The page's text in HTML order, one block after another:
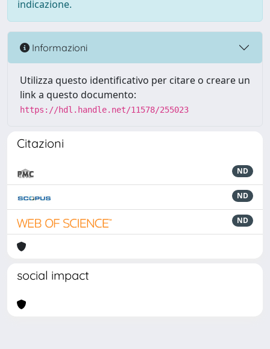
indicazione.
Informazioni
Utilizza questo identificativo per citare o creare un
link a questo documento:
https://hdl.handle.net/11578/255023
Citazioni
ND
ND
ND
social impact